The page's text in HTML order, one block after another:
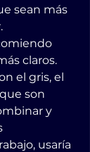
sean más
claros.
el gris, el
son
y
usaría